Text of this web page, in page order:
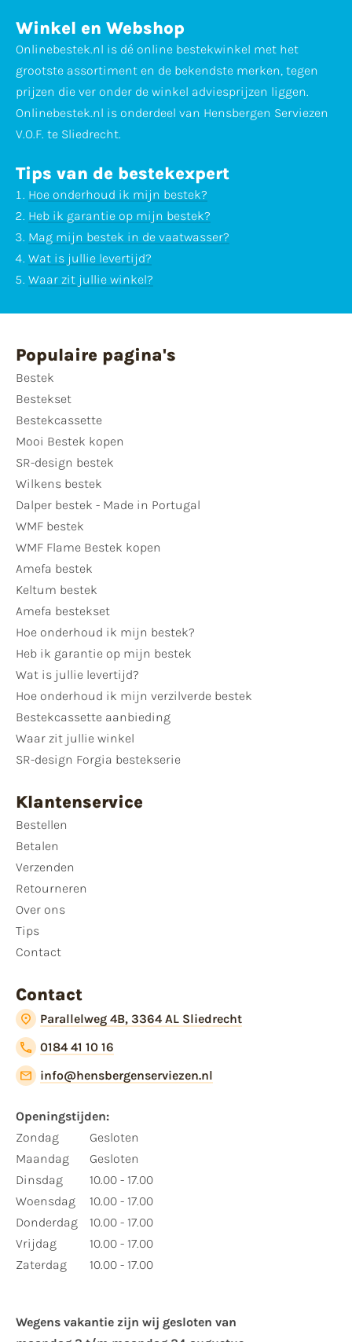
Winkel en Webshop
Onlinebestek.nl is dé online bestekwinkel met het
grootste assortiment en de bekendste merken, tegen
prijzen die ver onder de winkel adviesprijzen liggen.
Onlinebestek.nl is onderdeel van Hensbergen Serviezen
V.O.F. te Sliedrecht.
Tips van de bestekexpert
Hoe onderhoud ik mijn bestek?
Heb ik garantie op mijn bestek?
Mag mijn bestek in de vaatwasser?
Wat is jullie levertijd?
Waar zit jullie winkel?
Populaire pagina's
Bestek
Bestekset
Bestekcassette
Mooi Bestek kopen
SR-design bestek
Wilkens bestek
Dalper bestek - Made in Portugal
WMF bestek
WMF Flame Bestek kopen
Amefa bestek
Keltum bestek
Amefa bestekset
Hoe onderhoud ik mijn bestek?
Heb ik garantie op mijn bestek
Wat is jullie levertijd?
Hoe onderhoud ik mijn verzilverde bestek
Bestekcassette aanbieding
Waar zit jullie winkel
SR-design Forgia bestekserie
Klantenservice
Bestellen
Betalen
Verzenden
Retourneren
Over ons
Tips
Contact
Contact
Parallelweg 4B, 3364 AL Sliedrecht
0184 41 10 16
info@hensbergenserviezen.nl
Openingstijden:
Zondag
Maandag
Dinsdag
Woensdag
Donderdag
Vrijdag
Zaterdag
Gesloten
Gesloten
10.00 - 17.00
10.00 - 17.00
10.00 - 17.00
10.00 - 17.00
10.00 - 17.00
Wegens vakantie zijn wij gesloten van ​